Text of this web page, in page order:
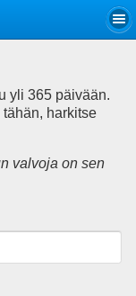
yli 365 päivään.
harkitse
valvoja on sen